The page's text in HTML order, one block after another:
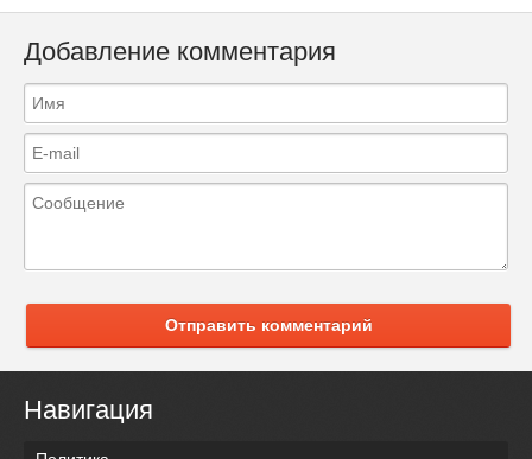
Добавление комментария
Отправить комментарий
Навигация